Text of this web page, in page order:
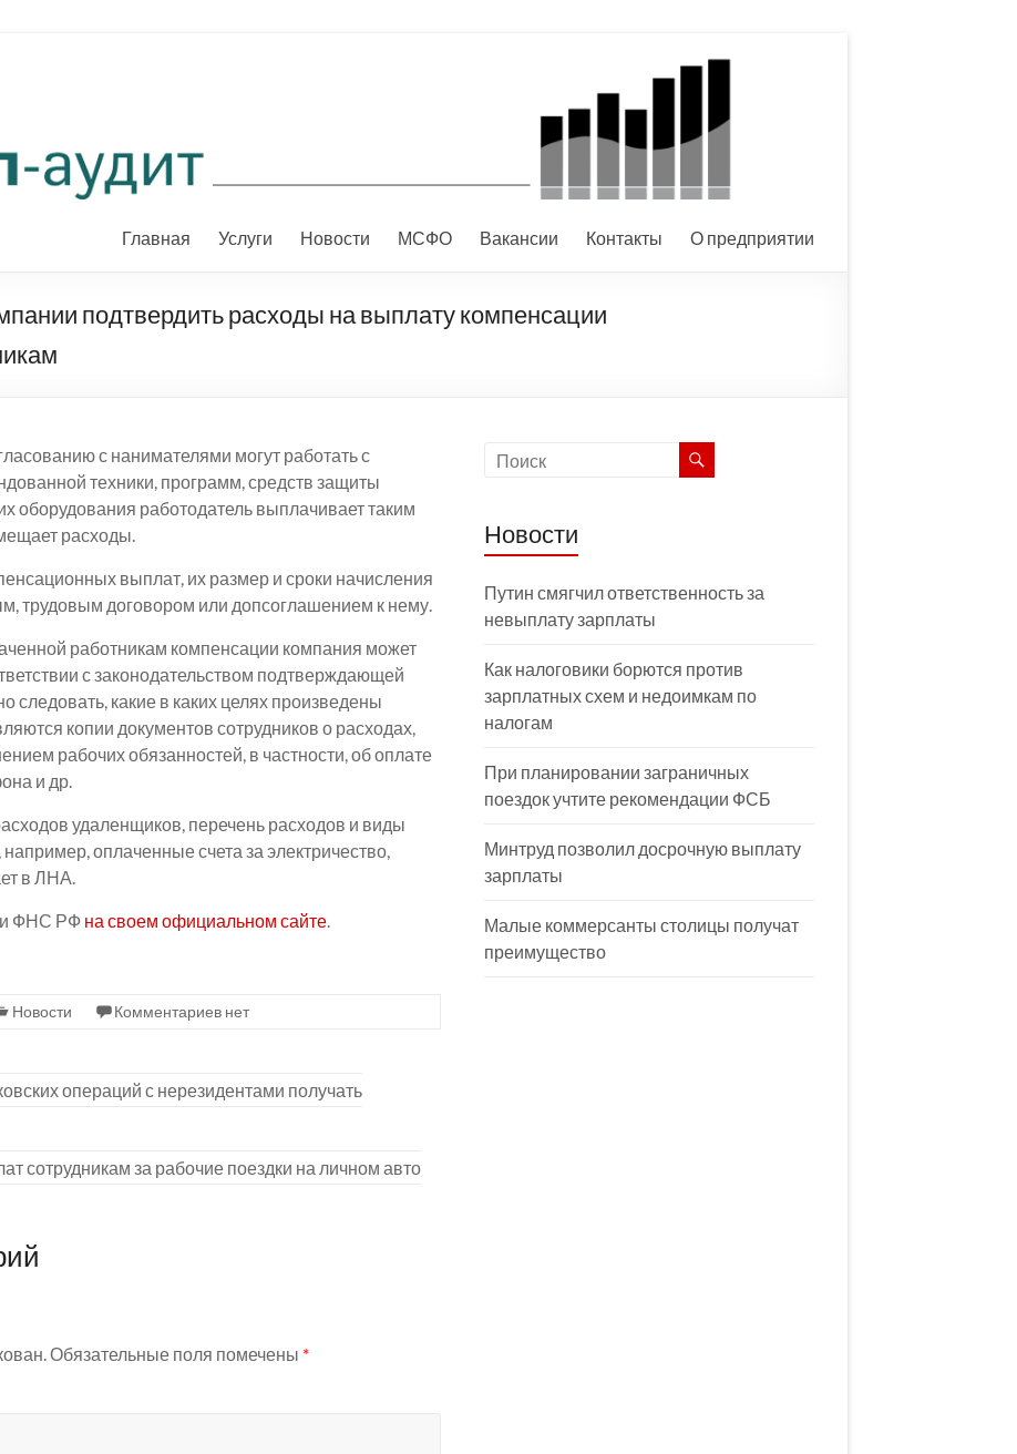
Главная Услуги Новости МСФО Вакансии Контакты О предприятии
подтвердить расходы на выплату компенсации
с нанимателями могут работать с
техники, программ, средств защиты
оборудования работодатель выплачивает таким
расходы.
выплат, их размер и сроки начисления
трудовым договором или допсоглашением к нему.
работникам компенсации компания может
с законодательством подтверждающей
следовать, какие в каких целях произведены
копии документов сотрудников о расходах,
рабочих обязанностей, в частности, об оплате
и др.
удаленщиков, перечень расходов и виды
оплаченные счета за электричество,
в ЛНА.
ФНС РФ на своем официальном сайте.
Новости Комментариев нет
операций с нерезидентами получать
сотрудникам за рабочие поездки на личном авто
Обязательные поля помечены *
Новости
Путин смягчил ответственность за
невыплату зарплаты
Как налоговики борются против
зарплатных схем и недоимкам по
налогам
При планировании заграничных
поездок учтите рекомендации ФСБ
Минтруд позволил досрочную выплату
зарплаты
Малые коммерсанты столицы получат
преимущество